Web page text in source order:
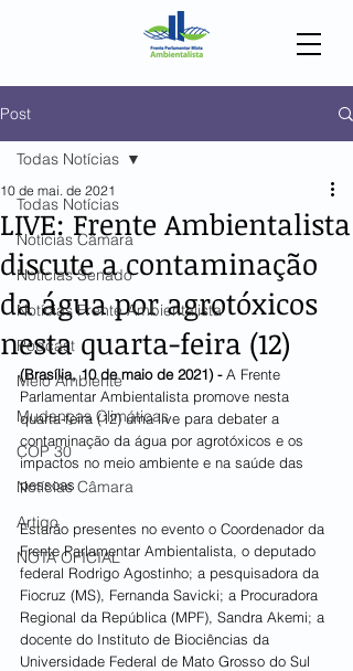
Post
Todas Notícias
Notícias Câmara
Notícias Senado
Notícias Frente Ambientalista
Podcast
Meio Ambiente
Mudanças Climáticas
COP 30
Notícias Câmara
Artigo
NOTA OFICIAL
Todas Notícias
LIVE: Frente Ambientalista
discute a contaminação
da água por agrotóxicos
nesta quarta-feira (12)
10 de mai. de 2021
(Brasília, 10 de maio de 2021) - A Frente
Parlamentar Ambientalista promove nesta
quarta-feira (12) uma live para debater a
contaminação da água por agrotóxicos e os
impactos no meio ambiente e na saúde das
pessoas
Estarão presentes no evento o Coordenador da
Frente Parlamentar Ambientalista, o deputado
federal Rodrigo Agostinho; a pesquisadora da
Fiocruz (MS), Fernanda Savicki; a Procuradora
Regional da República (MPF), Sandra Akemi; a
docente do Instituto de Biociências da
Universidade Federal de Mato Grosso do Sul